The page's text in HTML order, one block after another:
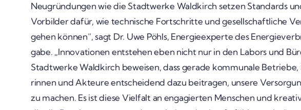
Neugrün­dungen wie die Stadt­werke Wald­kirch setzen Stan­dards
Vorbilder dafür, wie tech­ni­sche Fort­schritte und gesell­schaft­liche
gehen können“, sagt Dr. Uwe Pöhls, Ener­gie­ex­perte des
gabe. „Inno­va­tionen entstehen eben nicht nur in den Labors und
Stadt­werke Wald­kirch beweisen, dass gerade kommu­nale
rinnen und Akteure entschei­dend dazu beitragen, unsere
zu machen. Es ist diese Viel­falt an enga­gierten Menschen und